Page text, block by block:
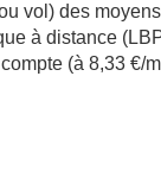
vol) des
à distance
(à 8,33 €/